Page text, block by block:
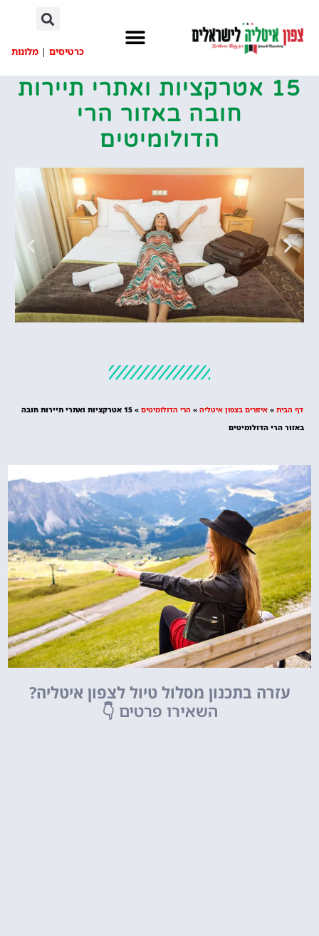
כרטיסים | מלונות
15 אטרקציות ואתרי תיירות
חובה באזור הרי
הדולומיטים
מציאת מלון
לחצו
דף הבית » איזורים בצפון איטליה » הרי הדולומיטים »
15 אטרקציות ואתרי תיירות חובה
באזור הרי הדולומיטים
עזרה בתכנון מסלול טיול לצפון איטליה?
השאירו פרטים 👇